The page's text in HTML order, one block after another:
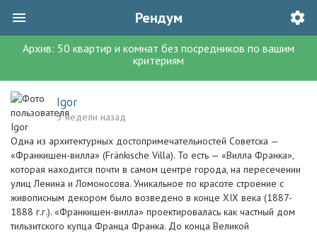
Рендум
Архив: 50 квартир и комнат без посредников по вашим
критериям
Igor
3 недели назад
Одна из архитектурных достопримечательностей Советска —
«Франкишен-вилла» (Fränkische Villa). То есть — «Вилла Франка»,
которая находится почти в самом центре города, на пересечении
улиц Ленина и Ломоносова. Уникальное по красоте строение с
живописным декором было возведено в конце ХIХ века (1887-
1888 г.г.). «Франкишен-вилла» проектировалась как частный дом
тильзитского купца Франца Франка. До конца Великой